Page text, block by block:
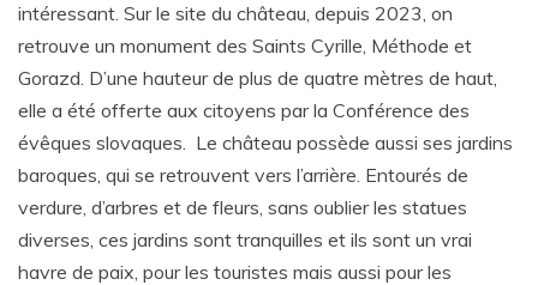
intéressant. Sur le site du château, depuis 2023, on
retrouve un monument des Saints Cyrille, Méthode et
Gorazd. D’une hauteur de plus de quatre mètres de haut,
elle a été offerte aux citoyens par la Conférence des
évêques slovaques. Le château possède aussi ses jardins
baroques, qui se retrouvent vers l’arrière. Entourés de
verdure, d’arbres et de fleurs, sans oublier les statues
diverses, ces jardins sont tranquilles et ils sont un vrai
havre de paix, pour les touristes mais aussi pour les